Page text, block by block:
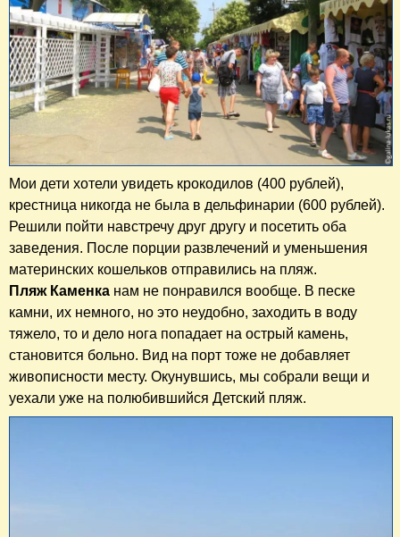
Мои дети хотели увидеть крокодилов (400 рублей),
крестница никогда не была в дельфинарии (600 рублей).
Решили пойти навстречу друг другу и посетить оба
заведения. После порции развлечений и уменьшения
материнских кошельков отправились на пляж.
Пляж Каменка нам не понравился вообще. В песке
камни, их немного, но это неудобно, заходить в воду
тяжело, то и дело нога попадает на острый камень,
становится больно. Вид на порт тоже не добавляет
живописности месту. Окунувшись, мы собрали вещи и
уехали уже на полюбившийся Детский пляж.